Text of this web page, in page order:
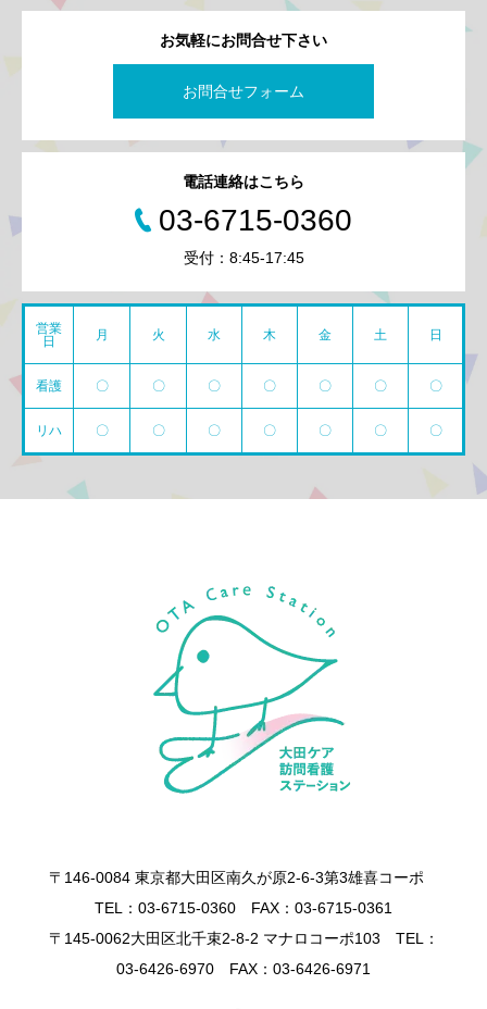
お気軽にお問合せ下さい
お問合せフォーム
電話連絡はこちら
03-6715-0360
受付：8:45-17:45
営業
日
月 火 水 木 金 土 日
看護 〇 〇 〇 〇 〇 〇 〇
リハ 〇 〇 〇 〇 〇 〇 〇
〒146-0084 東京都大田区南久が原2-6-3第3雄喜コーポ
TEL：03-6715-0360 FAX：03-6715-0361
〒145-0062大田区北千束2-8-2 マナロコーポ103 TEL：
03-6426-6970 FAX：03-6426-6971